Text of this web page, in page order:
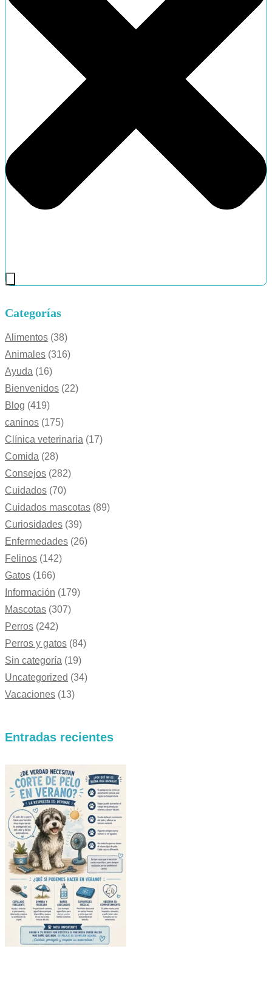
Categorías
Alimentos (38)
Animales (316)
Ayuda (16)
Bienvenidos (22)
Blog (419)
caninos (175)
Clínica veterinaria (17)
Comida (28)
Consejos (282)
Cuidados (70)
Cuidados mascotas (89)
Curiosidades (39)
Enfermedades (26)
Felinos (142)
Gatos (166)
Información (179)
Mascotas (307)
Perros (242)
Perros y gatos (84)
Sin categoría (19)
Uncategorized (34)
Vacaciones (13)
Entradas recientes